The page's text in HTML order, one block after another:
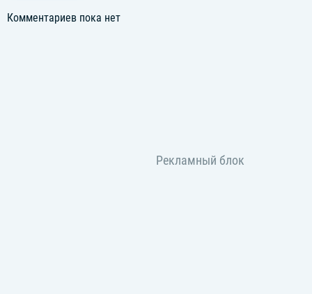
Комментариев пока нет